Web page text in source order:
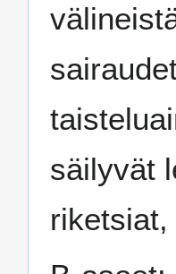
säilyvät